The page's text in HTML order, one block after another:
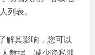
列表。
解其影响，您可以
数据，减少隐私泄